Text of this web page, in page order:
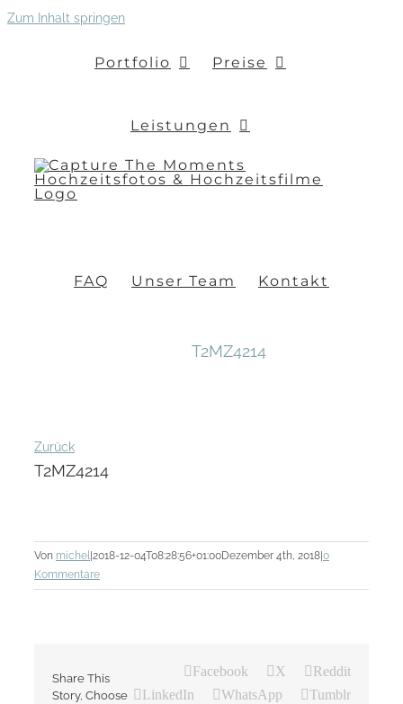
Zum Inhalt springen
Portfolio Preise
Leistungen
FAQ Unser Team Kontakt
T2MZ4214
Zurück
T2MZ4214
Von michel |2018-12-04T08:28:56+01:00Dezember 4th, 2018|0
Kommentare
Share This
Story, Choose
Facebook X
Reddit
LinkedIn
WhatsApp
Tumblr